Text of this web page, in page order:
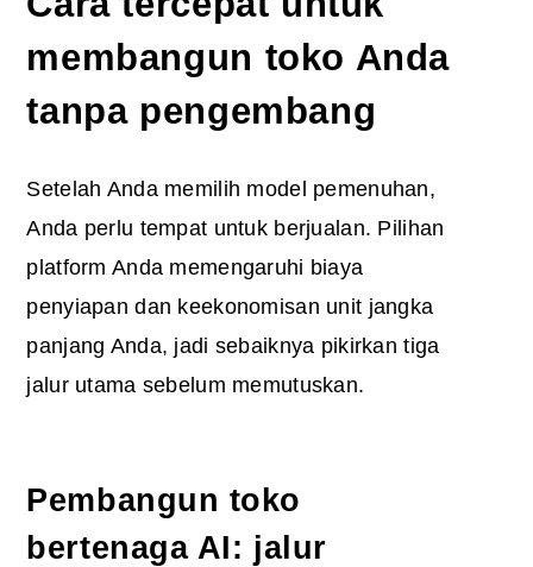
membangun toko Anda
tanpa pengembang
Setelah Anda memilih model pemenuhan,
Anda perlu tempat untuk berjualan. Pilihan
platform Anda memengaruhi biaya
penyiapan dan keekonomisan unit jangka
panjang Anda, jadi sebaiknya pikirkan tiga
jalur utama sebelum memutuskan.
Pembangun toko
bertenaga AI: jalur